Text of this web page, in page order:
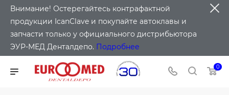
Внимание! Остерегайтесь контрафактной
продукции IcanClave и покупайте автоклавы и
запчасти только у официального дистрибьютора
ЭУР-МЕД Денталдепо. Подробнее
0